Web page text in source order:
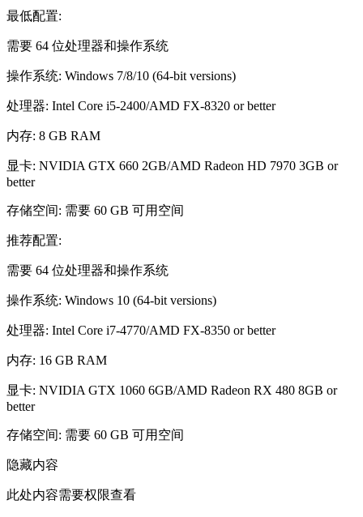
最低配置:
需要 64 位处理器和操作系统
操作系统: Windows 7/8/10 (64-bit versions)
处理器: Intel Core i5-2400/AMD FX-8320 or better
内存: 8 GB RAM
显卡: NVIDIA GTX 660 2GB/AMD Radeon HD 7970 3GB or
better
存储空间: 需要 60 GB 可用空间
推荐配置:
需要 64 位处理器和操作系统
操作系统: Windows 10 (64-bit versions)
处理器: Intel Core i7-4770/AMD FX-8350 or better
内存: 16 GB RAM
显卡: NVIDIA GTX 1060 6GB/AMD Radeon RX 480 8GB or
better
存储空间: 需要 60 GB 可用空间
隐藏内容
此处内容需要权限查看